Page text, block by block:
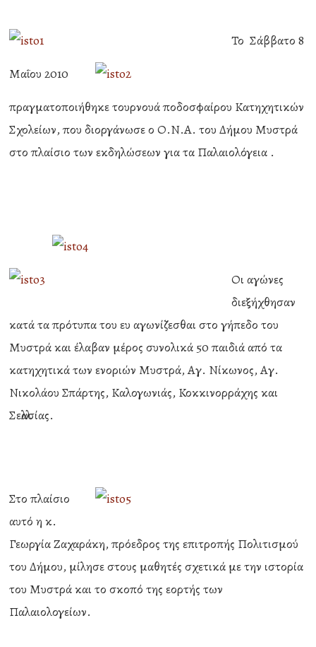
Το Σάββατο 8
Μαΐου 2010
πραγματοποιήθηκε τουρνουά ποδοσφαίρου Κατηχητικών
Σχολείων, που διοργάνωσε ο Ο.Ν.Α. του Δήμου Μυστρά
στο πλαίσιο των εκδηλώσεων για τα Παλαιολόγεια .
Οι αγώνες
διεξήχθησαν
κατά τα πρότυπα του ευ αγωνίζεσθαι στο γήπεδο του
Μυστρά και έλαβαν μέρος συνολικά 50 παιδιά από τα
κατηχητικά των ενοριών Μυστρά, Αγ. Νίκωνος, Αγ.
Νικολάου Σπάρτης, Καλογωνιάς, Κοκκινορράχης και
Σελλασίας.
Στο πλαίσιο
αυτό η κ.
Γεωργία Ζαχαράκη, πρόεδρος της επιτροπής Πολιτισμού
του Δήμου, μίλησε στους μαθητές σχετικά με την ιστορία
του Μυστρά και το σκοπό της εορτής των
Παλαιολογείων.